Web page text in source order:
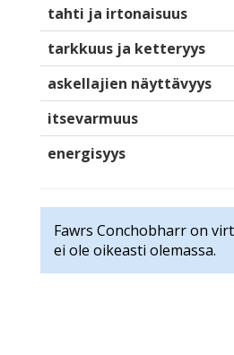
tahti ja irtonaisuus
tarkkuus ja ketteryys
askellajien näyttävyys
itsevarmuus
energisyys
Fawrs Conchobharr on
ei ole oikeasti olemassa.